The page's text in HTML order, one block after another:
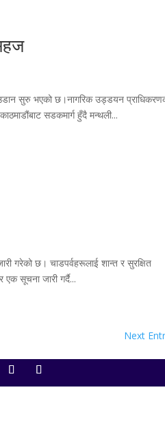
उडान सुरु भएको छ।नागरिक उड्डयन
सडकमार्ग हुँदै मन्थली...
गरेको छ। चाडपर्वहरूलाई शान्त र सुरक्षित
एक सूचना जारी गर्दै...
Next